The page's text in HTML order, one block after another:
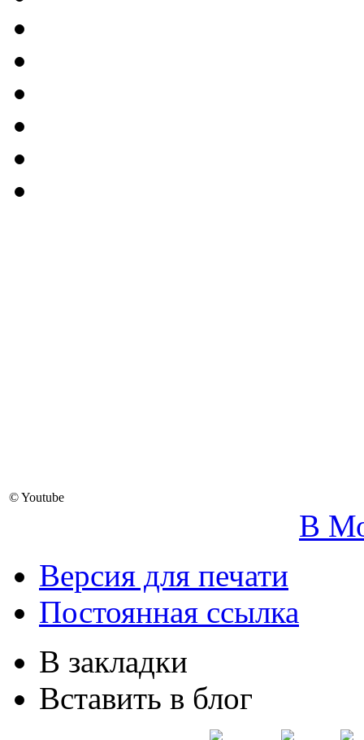
© Youtube
В
Версия для печати
Постоянная ссылка
В закладки
Вставить в блог